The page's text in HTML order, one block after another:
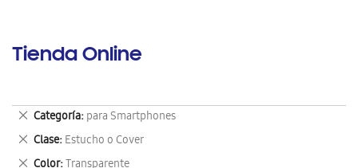
Tienda Online
Categoría para Smartphones
Eliminar
este
artículo
Clase Estucho o Cover
Eliminar
este
Eliminar